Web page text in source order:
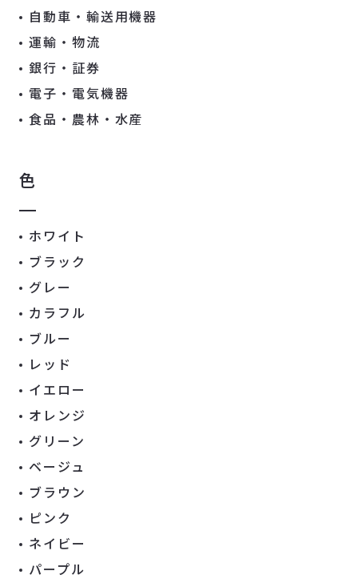
自動車・輸送用機器
運輸・物流
銀行・証券
電子・電気機器
食品・農林・水産
色
ホワイト
ブラック
グレー
カラフル
ブルー
レッド
イエロー
オレンジ
グリーン
ベージュ
ブラウン
ピンク
ネイビー
パープル